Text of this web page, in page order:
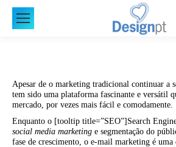
Apesar de o marketing tradicional continuar a
tem sido uma plataforma fascinante e versátil
mercado, por vezes mais fácil e comodamente.
Enquanto o [tooltip title=”SEO”]Search
social media marketing e segmentação do
fase de crescimento, o e-mail marketing é uma